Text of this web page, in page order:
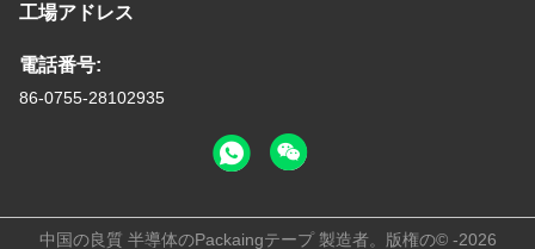
工場アドレス
電話番号:
86-0755-28102935
中国の良質 半導体のPackaingテープ 製造者。版権の© -2026